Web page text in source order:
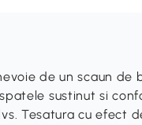
de un scaun
sustinut si
Tesatura cu efect